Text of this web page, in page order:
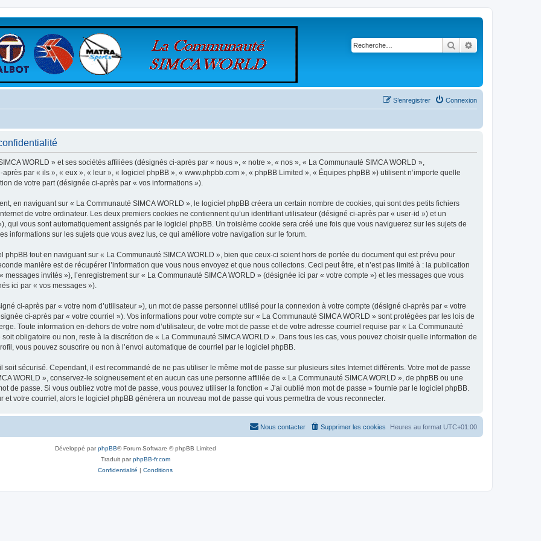
Rechercher
Connexion
S’enregistrer
WORLD » et ses sociétés affiliées (désignés ci-après par « nous », « notre », « nos », « La Communauté SIMCA WORLD »,
par « ils », « eux », « leur », « logiciel phpBB », « www.phpbb.com », « phpBB Limited », « Équipes phpBB ») utilisent n’importe quelle
de votre part (désignée ci-après par « vos informations »).
en naviguant sur « La Communauté SIMCA WORLD », le logiciel phpBB créera un certain nombre de cookies, qui sont des petits fichiers
de votre ordinateur. Les deux premiers cookies ne contiennent qu’un identifiant utilisateur (désigné ci-après par « user-id ») et un
qui vous sont automatiquement assignés par le logiciel phpBB. Un troisième cookie sera créé une fois que vous naviguerez sur les sujets de
informations sur les sujets que vous avez lus, ce qui améliore votre navigation sur le forum.
tout en naviguant sur « La Communauté SIMCA WORLD », bien que ceux-ci soient hors de portée du document qui est prévu pour
manière est de récupérer l’information que vous nous envoyez et que nous collectons. Ceci peut être, et n’est pas limité à : la publication
invités »), l’enregistrement sur « La Communauté SIMCA WORLD » (désignée ici par « votre compte ») et les messages que vous
ici par « vos messages »).
ci-après par « votre nom d’utilisateur »), un mot de passe personnel utilisé pour la connexion à votre compte (désigné ci-après par « votre
ci-après par « votre courriel »). Vos informations pour votre compte sur « La Communauté SIMCA WORLD » sont protégées par les lois de
Toute information en-dehors de votre nom d’utilisateur, de votre mot de passe et de votre adresse courriel requise par « La Communauté
obligatoire ou non, reste à la discrétion de « La Communauté SIMCA WORLD ». Dans tous les cas, vous pouvez choisir quelle information de
vous pouvez souscrire ou non à l’envoi automatique de courriel par le logiciel phpBB.
sécurisé. Cependant, il est recommandé de ne pas utiliser le même mot de passe sur plusieurs sites Internet différents. Votre mot de passe
WORLD », conservez-le soigneusement et en aucun cas une personne affiliée de « La Communauté SIMCA WORLD », de phpBB ou une
de passe. Si vous oubliez votre mot de passe, vous pouvez utiliser la fonction « J’ai oublié mon mot de passe » fournie par le logiciel phpBB.
et votre courriel, alors le logiciel phpBB générera un nouveau mot de passe qui vous permettra de vous reconnecter.
Heures au format UTC+01:00
Supprimer les cookies
Nous contacter
Développé parphpBB® Forum Software © phpBB Limited
Traduit parphpBB-fr.com
Confidentialité | Conditions